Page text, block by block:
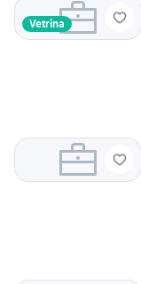
Vetrina